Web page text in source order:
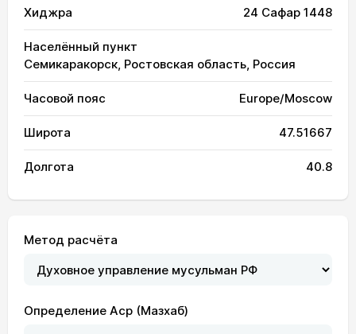
Хиджра 24 Сафар 1448
Населённый пункт
Семикаракорск, Ростовская область, Россия
Часовой пояс Europe/Moscow
Широта 47.51667
Долгота 40.8
Метод расчёта
Определение Аср (Мазхаб)